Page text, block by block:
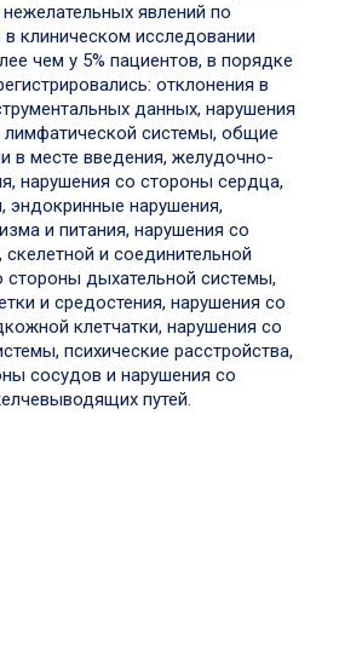
явлений по
клиническом исследовании
чем у 5% пациентов, в порядке
отклонения в
данных, нарушения
системы, общие
в месте введения, желудочно-
нарушения со стороны сердца,
эндокринные нарушения,
и питания, нарушения со
и соединительной
стороны дыхательной системы,
и средостения, нарушения со
клетчатки, нарушения со
психические расстройства,
сосудов и нарушения со
путей.